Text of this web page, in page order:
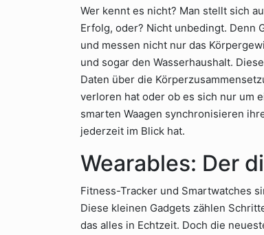
Wer kennt es nicht? Man stellt sich
Erfolg, oder? Nicht unbedingt. Denn
und messen nicht nur das
und sogar den Wasserhaushalt.
Daten über die
verloren hat oder ob es sich nur um
smarten Waagen synchronisieren
jederzeit im Blick hat.
Wearables: Der
Fitness-Tracker und Smartwatches
Diese kleinen Gadgets zählen
das alles in Echtzeit. Doch die